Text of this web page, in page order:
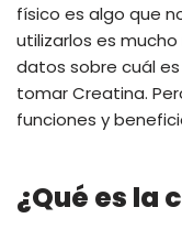
físico es algo que
utilizarlos es
datos sobre cuál
tomar Creatina.
funciones y
¿Qué es la